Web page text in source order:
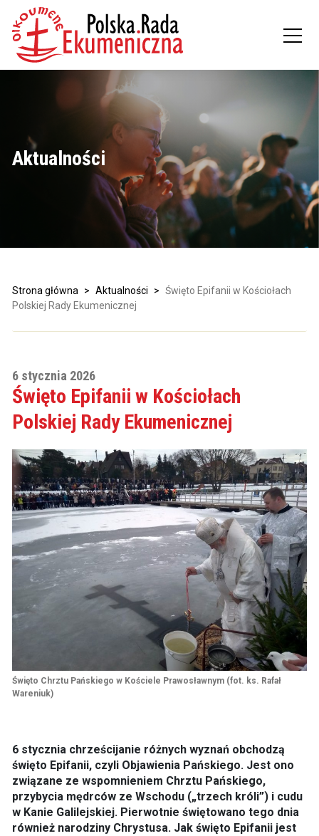
Aktualności
Strona główna > Aktualności > Święto Epifanii w Kościołach
Polskiej Rady Ekumenicznej
6 stycznia 2026
Święto Epifanii w Kościołach
Polskiej Rady Ekumenicznej
Święto Chrztu Pańskiego w Kościele Prawosławnym (fot. ks. Rafał
Wareniuk)
6 stycznia chrześcijanie różnych wyznań obchodzą
święto Epifanii, czyli Objawienia Pańskiego. Jest ono
związane ze wspomnieniem Chrztu Pańskiego,
przybycia mędrców ze Wschodu („trzech króli”) i cudu
w Kanie Galilejskiej. Pierwotnie świętowano tego dnia
również narodziny Chrystusa. Jak święto Epifanii jest